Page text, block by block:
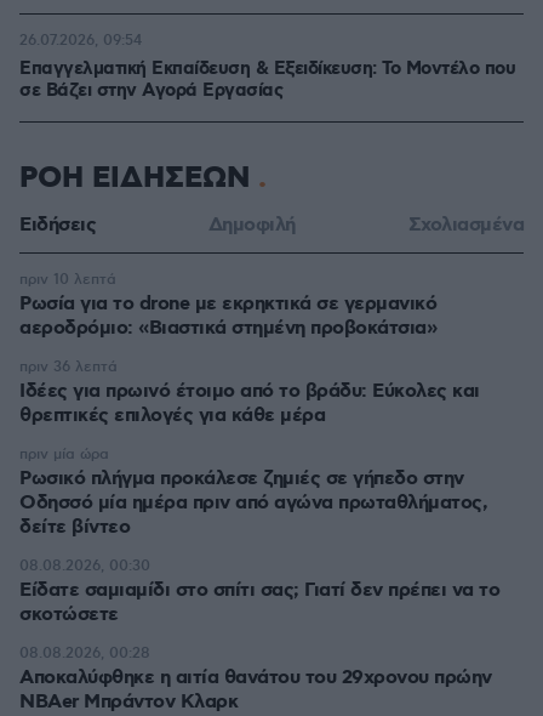
Επαγγελματική Εκπαίδευση & Εξειδίκευση: Το Mοντέλο που
σε Bάζει στην Aγορά Eργασίας
26.07.2026, 09:54
ΡΟΗ ΕΙΔΗΣΕΩΝ
Ειδήσεις Δημοφιλή Σχολιασμένα
Ρωσία για το drone με εκρηκτικά σε γερμανικό
αεροδρόμιο: «Βιαστικά στημένη προβοκάτσια»
πριν 10 λεπτά
Ιδέες για πρωινό έτοιμο από το βράδυ: Εύκολες και
θρεπτικές επιλογές για κάθε μέρα
πριν 36 λεπτά
Ρωσικό πλήγμα προκάλεσε ζημιές σε γήπεδο στην
Οδησσό μία ημέρα πριν από αγώνα πρωταθλήματος,
δείτε βίντεο
πριν μία ώρα
Είδατε σαμιαμίδι στο σπίτι σας; Γιατί δεν πρέπει να το
σκοτώσετε
08.08.2026, 00:30
Αποκαλύφθηκε η αιτία θανάτου του 29χρονου πρώην
NBAer Μπράντον Κλαρκ
08.08.2026, 00:28